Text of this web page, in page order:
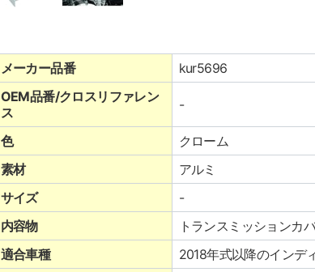
メーカー品番
kur5696
OEM品番/クロスリファレン
ス
-
色
クローム
素材
アルミ
サイズ
-
内容物
トランスミッションカ
適合車種
2018年式以降のインデ